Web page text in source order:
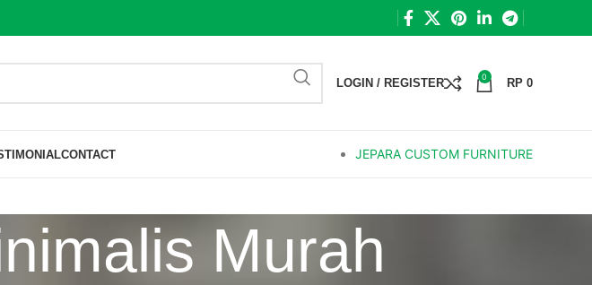
LOGIN / REGISTER 0 RP 0
CONTACT JEPARA CUSTOM FURNITURE
Murah